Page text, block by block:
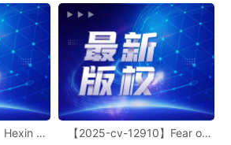
塑
【2025-cv-12910】Fear of